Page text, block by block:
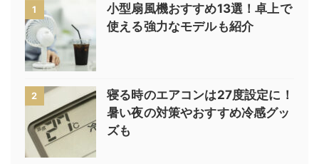
1
小型扇風機おすすめ13選！卓上で
使える強力なモデルも紹介
2
寝る時のエアコンは27度設定に！
暑い夜の対策やおすすめ冷感グッ
ズも